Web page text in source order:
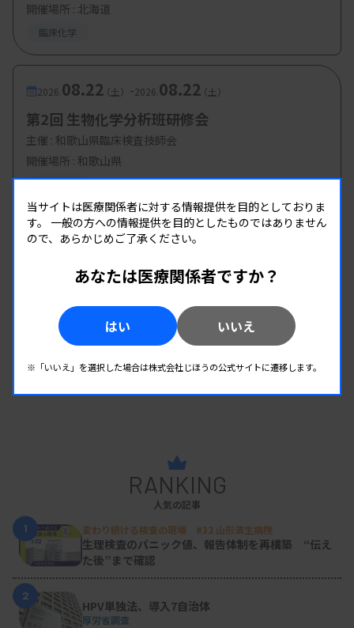
開催場所 : 北海道
臨床化学
2026. 08.22（土） -2026. 08.22（土）
第2回 生物化学分析班研修会
主催 : 和歌山県臨床検査技師会
開催場所 : 和歌山県
臨床化学
RANKING
人気の記事
1
変わり続ける検査の現場 #32 山形済生病院
生理検査のパニック値、報告体制を再構築 “伝え
た後”まで確認
2
HPV単独法、導入7自治体
厚労省調査
当サイトは医療関係者に対する情報提供を目的としておりま
す。 一般の方への情報提供を目的としたものではありません
ので、あらかじめご了承ください。
あなたは医療関係者ですか？
はい いいえ
※「いいえ」を選択した場合は株式会社じほうの公式サイトに遷移します。